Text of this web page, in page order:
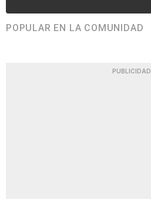
POPULAR EN LA COMUNIDAD
PUBLICIDAD